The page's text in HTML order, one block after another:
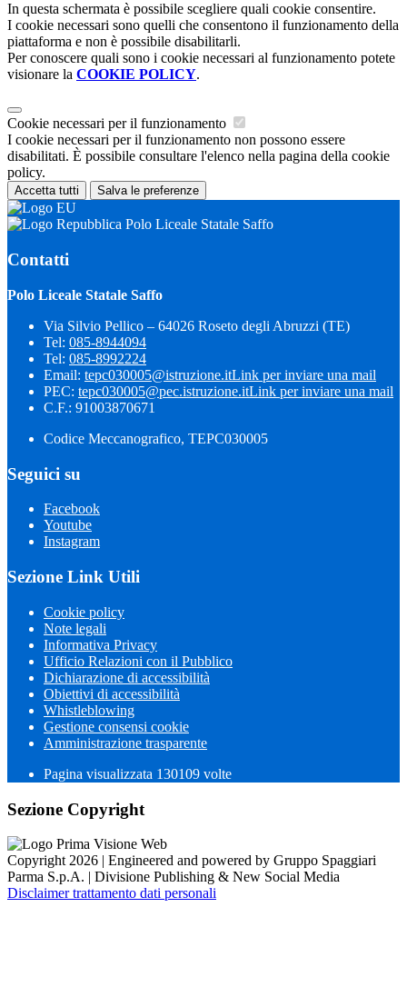
In questa schermata è possibile scegliere quali cookie consentire.
I cookie necessari sono quelli che consentono il funzionamento della
piattaforma e non è possibile disabilitarli.
Per conoscere quali sono i cookie necessari al funzionamento potete
visionare la COOKIE POLICY.
Cookie necessari per il funzionamento
I cookie necessari per il funzionamento non possono essere
disabilitati. È possibile consultare l'elenco nella pagina della cookie
policy.
Accetta tutti Salva le preferenze
Polo Liceale Statale Saffo
Contatti
Polo Liceale Statale Saffo
Via Silvio Pellico – 64026 Roseto degli Abruzzi (TE)
Tel: 085-8944094
Tel: 085-8992224
Email: tepc030005@istruzione.itLink per inviare una mail
PEC: tepc030005@pec.istruzione.itLink per inviare una mail
C.F.: 91003870671
Codice Meccanografico, TEPC030005
Seguici su
Facebook
Youtube
Instagram
Sezione Link Utili
Cookie policy
Note legali
Informativa Privacy
Ufficio Relazioni con il Pubblico
Dichiarazione di accessibilità
Obiettivi di accessibilità
Whistleblowing
Gestione consensi cookie
Amministrazione trasparente
Pagina visualizzata 130109 volte
Sezione Copyright
Copyright 2026 | Engineered and powered by Gruppo Spaggiari
Parma S.p.A. | Divisione Publishing & New Social Media
Disclaimer trattamento dati personali